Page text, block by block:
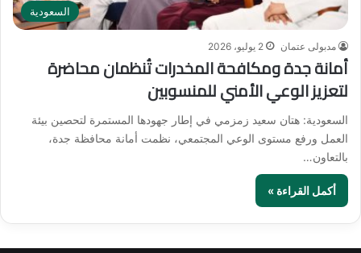
السعودية
مدبولى عتمان 2 يوليو، 2026
أمانة جدة ومكافحة المخدرات تُنظمان محاضرة
لتعزيز الوعي الأمني للمنسوبين
السعودية: هتان سعيد زمزمي في إطار جهودها المستمرة لتحصين بيئة
العمل ورفع مستوى الوعي المجتمعي، نظمت أمانة محافظة جدة،
بالتعاون…
أكمل القراءة »